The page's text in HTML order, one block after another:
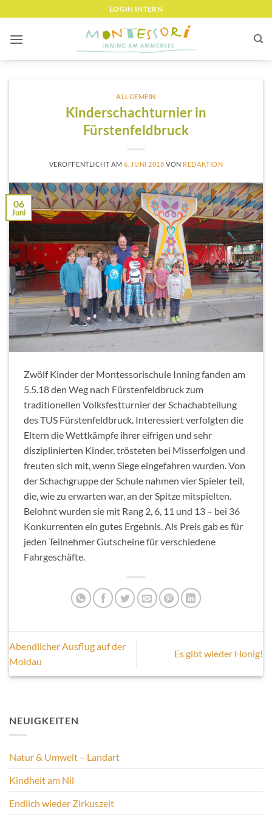
springen
LOGIN INTERN
ALLGEMEIN
Kinderschachturnier in
Fürstenfeldbruck
VERÖFFENTLICHT AM 6. JUNI 2018 VON REDAKTION
06
Juni
Zwölf Kinder der Montessorischule Inning fanden am
5.5.18 den Weg nach Fürstenfeldbruck zum
traditionellen Volksfestturnier der Schachabteilung
des TUS Fürstenfeldbruck. Interessiert verfolgten die
Eltern die Wettkämpfe ihrer eifrigen und sehr
disziplinierten Kinder, trösteten bei Misserfolgen und
freuten sich mit, wenn Siege eingefahren wurden. Von
der Schachgruppe der Schule nahmen vier Spieler teil,
die, wie zu erwarten war, an der Spitze mitspielten.
Belohnt wurden sie mit Rang 2, 6, 11 und 13 – bei 36
Konkurrenten ein gutes Ergebnis. Als Preis gab es für
jeden Teilnehmer Gutscheine für verschiedene
Fahrgeschäfte.
Abendlicher Ausflug auf der
Moldau
Es gibt wieder Honig!
NEUIGKEITEN
Natur & Umwelt – Landart
Kindheit am Nil
Endlich wieder Zirkuszeit